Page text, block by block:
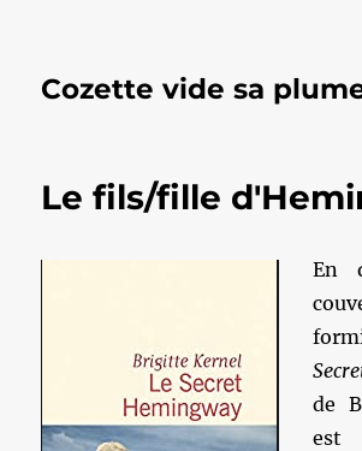
Cozette vide sa
Le fils/fille
En
de
est